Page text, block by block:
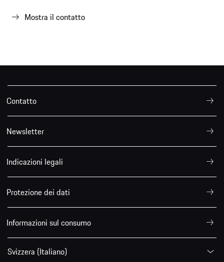
Mostra il contatto
Contatto
Newsletter
Indicazioni legali
Protezione dei dati
Informazioni sul consumo
Svizzera (Italiano)